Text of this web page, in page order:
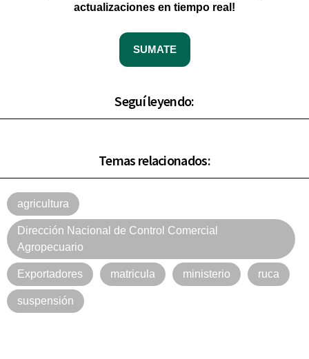
actualizaciones en tiempo real!
SUMATE
Seguí leyendo:
Temas relacionados:
agricultura
Dirección Nacional de Control Comercial
Agropecuario
Exportadores matricula ministerio ruca
suspensión